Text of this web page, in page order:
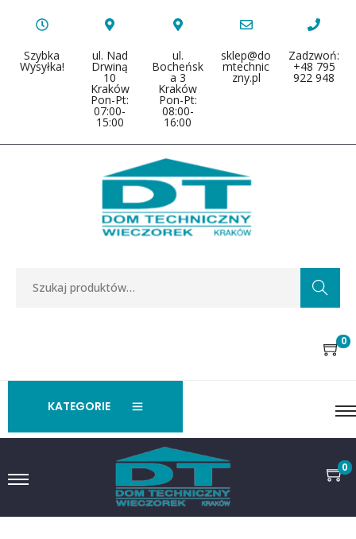
Szybka
Wysyłka!
ul. Nad
Drwiną
10
Kraków
Pon-Pt:
07:00-
15:00
ul.
Bocheńsk
a 3
Kraków
Pon-Pt:
08:00-
16:00
sklep@do
mtechnic
zny.pl
Zadzwoń:
+48 795
922 948
Search
0
KATEGORIE
0